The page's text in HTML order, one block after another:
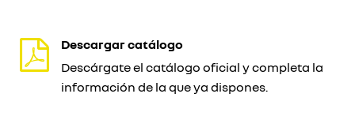
Descargar catálogo
Descárgate el catálogo oficial y completa la
información de la que ya dispones.